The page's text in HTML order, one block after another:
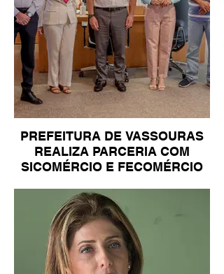
PREFEITURA DE VASSOURAS
REALIZA PARCERIA COM
SICOMÉRCIO E FECOMÉRCIO